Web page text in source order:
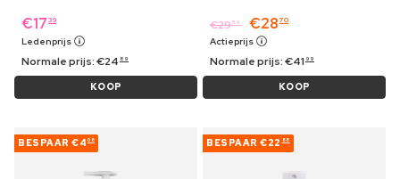
€17 39
Ledenprijs
Normale prijs:€24 89
KOOP
€2959 €28 70
Actieprijs
Normale prijs:€41 99
KOOP
BESPAAR €4 08 BESPAAR €22 88